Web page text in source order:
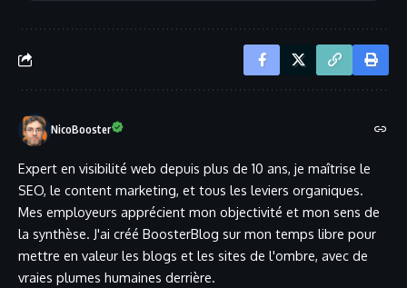
NicoBooster
Expert en visibilité web depuis plus de 10 ans, je maîtrise le
SEO, le content marketing, et tous les leviers organiques.
Mes employeurs apprécient mon objectivité et mon sens de
la synthèse. J'ai créé BoosterBlog sur mon temps libre pour
mettre en valeur les blogs et les sites de l'ombre, avec de
vraies plumes humaines derrière.